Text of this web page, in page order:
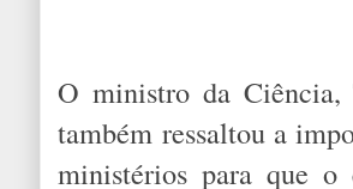
O ministro da Ciência,
também ressaltou a
ministérios para que o